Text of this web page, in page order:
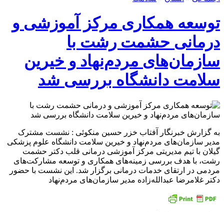
توسعه همکاری مرکز آموزشی و
درمانی حشمت رشت با
سازمان‌های مردم‌نهاد و خیرین
سلامت دانشگاه بررسی شد
به گزارش خبرنگار آفتاب خزر حسین منکوئی : نشست مشترک
مدیر سازمان‌های مردم‌نهاد و خیرین سلامت دانشگاه علوم پزشکی
گیلان با تیم مدیریتی مرکز آموزشی درمانی قلب دکتر حشمت
رشت، با هدف بررسی زمینه‌های همکاری و توسعه مشارکت‌های
مردمی در ارتقای خدمات درمانی برگزار شد. این نشست با حضور
دکتر غلامرضا عبدالله‌زاده مدیر سازمان‌های مردم‌نهاد